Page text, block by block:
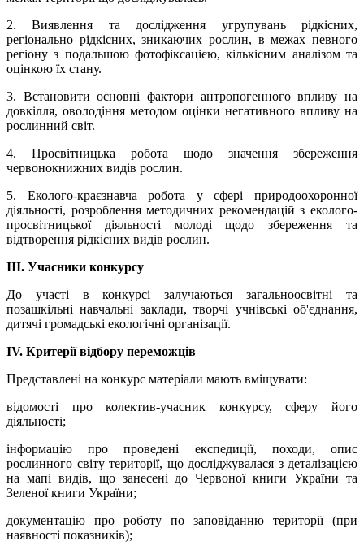
2. Виявлення та дослідження угрупувань рідкісних,
регіонально рідкісних, зникаючих рослин, в межах певного
регіону з подальшою фотофіксацією, кількісним аналізом та
оцінкою їх стану.
3. Встановити основні фактори антропогенного впливу на
довкілля, оволодіння методом оцінки негативного впливу на
рослинний світ.
4. Просвітницька робота щодо значення збереження
червонокнижних видів рослин.
5. Еколого-краєзнавча робота у сфері природоохоронної
діяльності, розроблення методичних рекомендацій з еколого-
просвітницької діяльності молоді щодо збереження та
відтворення рідкісних видів рослин.
ІІІ. Учасники конкурсу
До участі в конкурсі залучаються загальноосвітні та
позашкільні навчальні заклади, творчі учнівські об'єднання,
дитячі громадські екологічні організації.
ІV. Критерії відбору переможців
Представлені на конкурс матеріали мають вміщувати:
відомості про колектив-учасник конкурсу, сферу його
діяльності;
інформацію про проведені експедиції, походи, опис
рослинного світу території, що досліджувалася з деталізацією
на мапі видів, що занесені до Червоної книги України та
Зеленої книги України;
документацію про роботу по заповіданню території (при
наявності показників);